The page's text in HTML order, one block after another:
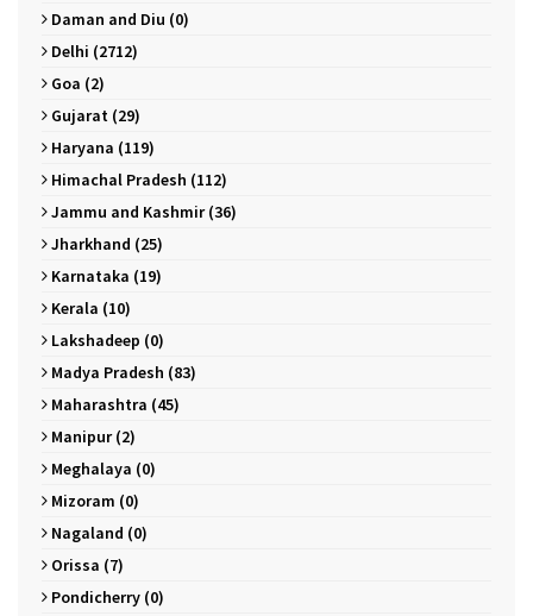
Daman and Diu (0)
Delhi (2712)
Goa (2)
Gujarat (29)
Haryana (119)
Himachal Pradesh (112)
Jammu and Kashmir (36)
Jharkhand (25)
Karnataka (19)
Kerala (10)
Lakshadeep (0)
Madya Pradesh (83)
Maharashtra (45)
Manipur (2)
Meghalaya (0)
Mizoram (0)
Nagaland (0)
Orissa (7)
Pondicherry (0)